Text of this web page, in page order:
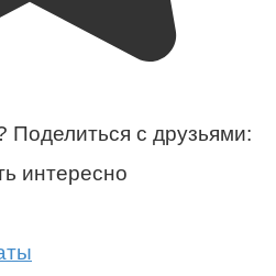
Поделиться с друзьями:
интересно